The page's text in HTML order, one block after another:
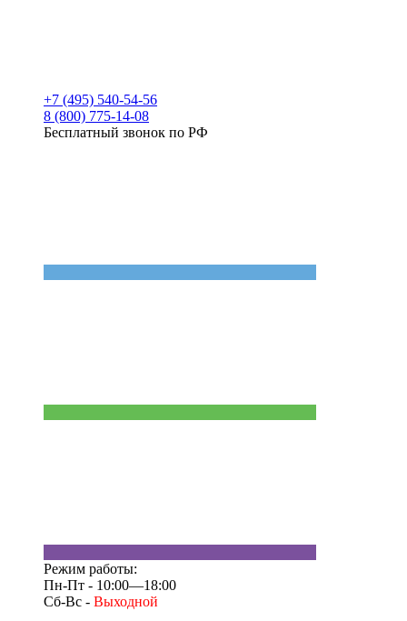
+7 (495) 540-54-56
8 (800) 775-14-08
Бесплатный звонок по РФ
Режим работы:
Пн-Пт - 10:00—18:00
Сб-Вс - Выходной